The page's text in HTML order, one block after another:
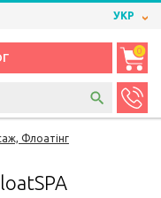
УКР
0
Флоатінг